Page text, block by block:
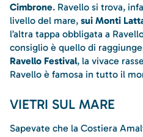
Cimbrone. Ravello si trova,
livello del mare, sui Monti
l’altra tappa obbligata a
consiglio è quello di
Ravello Festival, la vivace
Ravello è famosa in tutto il
VIETRI SUL MARE
Sapevate che la Costiera